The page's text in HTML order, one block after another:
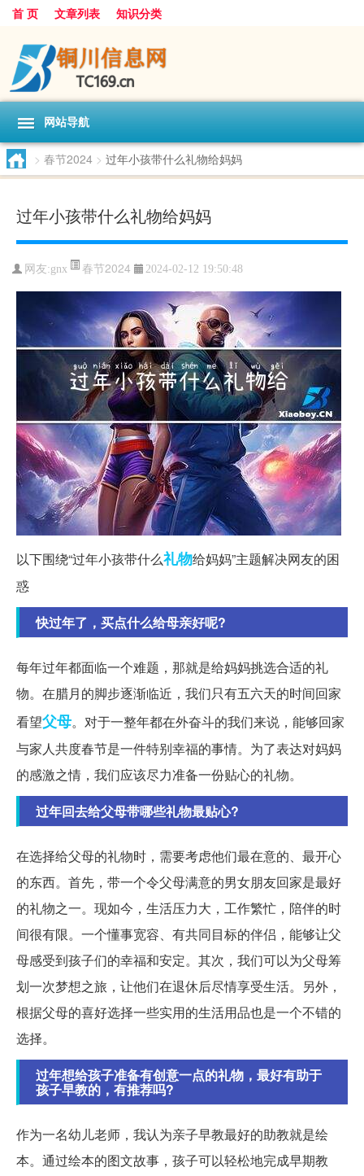
首 页 文章列表 知识分类
网站导航
> 春节2024 > 过年小孩带什么礼物给妈妈
过年小孩带什么礼物给妈妈
网友:gnx 春节2024 2024-02-12 19:50:48
以下围绕“过年小孩带什么礼物给妈妈”主题解决网友的困
惑
快过年了，买点什么给母亲好呢?
每年过年都面临一个难题，那就是给妈妈挑选合适的礼
物。在腊月的脚步逐渐临近，我们只有五六天的时间回家
看望父母。对于一整年都在外奋斗的我们来说，能够回家
与家人共度春节是一件特别幸福的事情。为了表达对妈妈
的感激之情，我们应该尽力准备一份贴心的礼物。
过年回去给父母带哪些礼物最贴心?
在选择给父母的礼物时，需要考虑他们最在意的、最开心
的东西。首先，带一个令父母满意的男女朋友回家是最好
的礼物之一。现如今，生活压力大，工作繁忙，陪伴的时
间很有限。一个懂事宽容、有共同目标的伴侣，能够让父
母感受到孩子们的幸福和安定。其次，我们可以为父母筹
划一次梦想之旅，让他们在退休后尽情享受生活。另外，
根据父母的喜好选择一些实用的生活用品也是一个不错的
选择。
过年想给孩子准备有创意一点的礼物，最好有助于
孩子早教的，有推荐吗?
作为一名幼儿老师，我认为亲子早教最好的助教就是绘
本。通过绘本的图文故事，孩子可以轻松地完成早期教